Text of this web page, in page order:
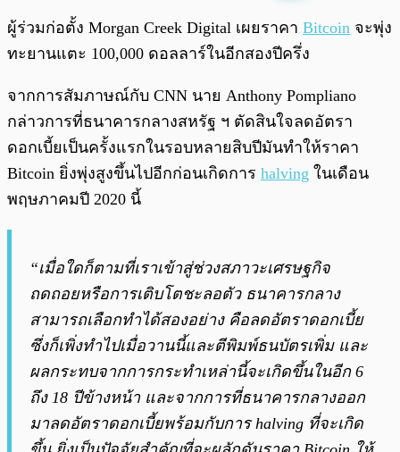
พร้อมเล่น
ผู้ร่วมก่อตั้ง Morgan Creek Digital เผยราคา Bitcoin จะพุ่ง
ทะยานแตะ 100,000 ดอลลาร์ในอีกสองปีครึ่ง
จากการสัมภาษณ์กับ CNN นาย Anthony Pompliano
กล่าวการที่ธนาคารกลางสหรัฐ ฯ ตัดสินใจลดอัตรา
ดอกเบี้ยเป็นครั้งแรกในรอบหลายสิบปีมันทำให้ราคา
Bitcoin ยิ่งพุ่งสูงขึ้นไปอีกก่อนเกิดการ halving ในเดือน
พฤษภาคมปี 2020 นี้
“เมื่อใดก็ตามที่เราเข้าสู่ช่วงสภาวะเศรษฐกิจ
ถดถอยหรือการเติบโตชะลอตัว ธนาคารกลาง
สามารถเลือกทำได้สองอย่าง คือลดอัตราดอกเบี้ย
ซึ่งก็เพิ่งทำไปเมื่อวานนี้และตีพิมพ์ธนบัตรเพิ่ม และ
ผลกระทบจากการกระทำเหล่านี้จะเกิดขึ้นในอีก 6
ถึง 18 ปีข้างหน้า และจากการที่ธนาคารกลางออก
มาลดอัตราดอกเบี้ยพร้อมกับการ halving ที่จะเกิด